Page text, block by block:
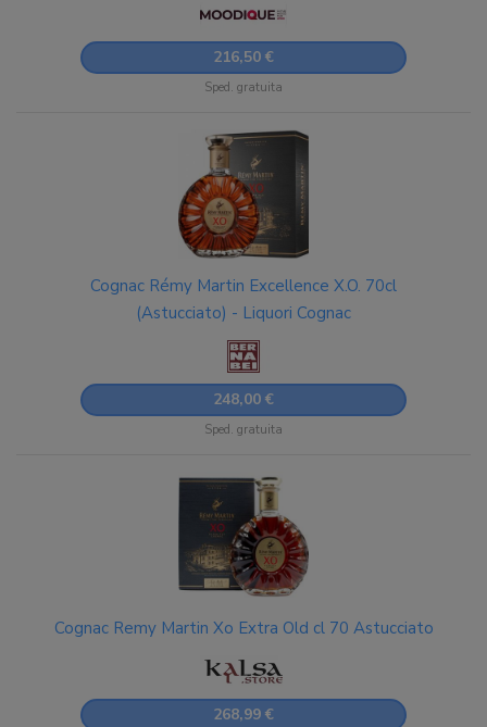
216,50 €
Sped. gratuita
Cognac Rémy Martin Excellence X.O. 70cl
(Astucciato) - Liquori Cognac
248,00 €
Sped. gratuita
Cognac Remy Martin Xo Extra Old cl 70 Astucciato
268,99 €